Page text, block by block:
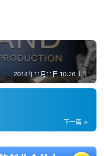
2014年11月11日 10:26 上午
下一篇